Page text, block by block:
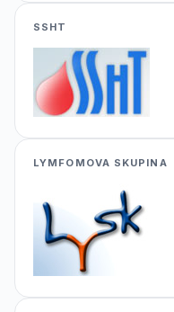
SSHT
LYMFOMOVA SKUPINA